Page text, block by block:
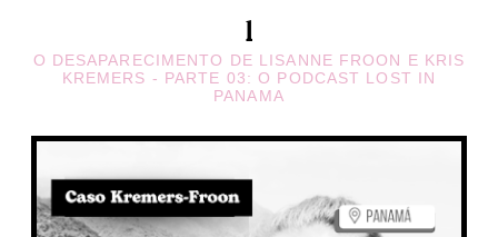
O DESAPARECIMENTO DE LISANNE FROON E KRIS
KREMERS - PARTE 03: O PODCAST LOST IN
PANAMA